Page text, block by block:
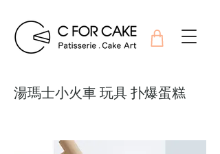
湯瑪士小火車 玩具 扑爆蛋糕